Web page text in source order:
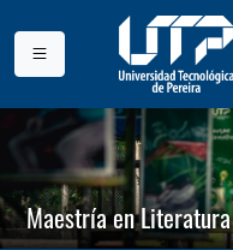
Maestría en Literatura